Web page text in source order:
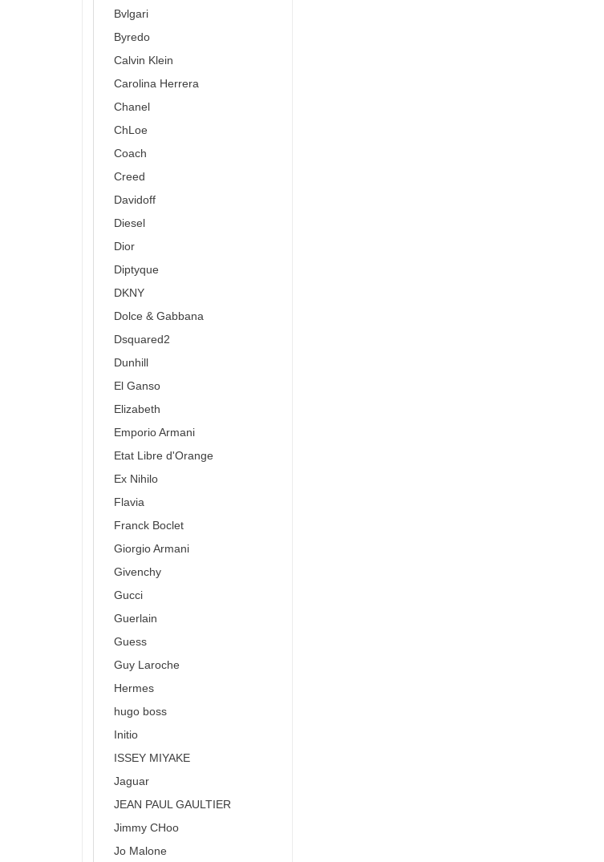
Bvlgari
Byredo
Calvin Klein
Carolina Herrera
Chanel
ChLoe
Coach
Creed
Davidoff
Diesel
Dior
Diptyque
DKNY
Dolce & Gabbana
Dsquared2
Dunhill
El Ganso
Elizabeth
Emporio Armani
Etat Libre d'Orange
Ex Nihilo
Flavia
Franck Boclet
Giorgio Armani
Givenchy
Gucci
Guerlain
Guess
Guy Laroche
Hermes
hugo boss
Initio
ISSEY MIYAKE
Jaguar
JEAN PAUL GAULTIER
Jimmy CHoo
Jo Malone